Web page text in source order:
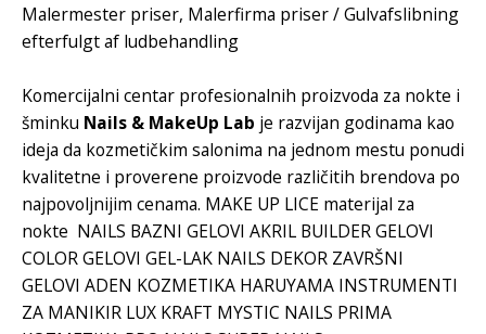
Malermester priser, Malerfirma priser/Gulvafslibning
efterfulgt af ludbehandling
Komercijalni centar profesionalnih proizvoda za nokte i
šminku Nails & MakeUp Lab je razvijan godinama kao
ideja da kozmetičkim salonima na jednom mestu ponudi
kvalitetne i proverene proizvode različitih brendova po
najpovoljnijim cenama. MAKE UP LICE materijal za
nokte NAILS BAZNI GELOVI AKRIL BUILDERGELOVI
COLOR GELOVI GEL-LAK NAILS DEKOR ZAVRŠNI
GELOVI ADEN KOZMETIKA HARUYAMA INSTRUMENTI
ZA MANIKIR LUX KRAFT MYSTIC NAILS PRIMA